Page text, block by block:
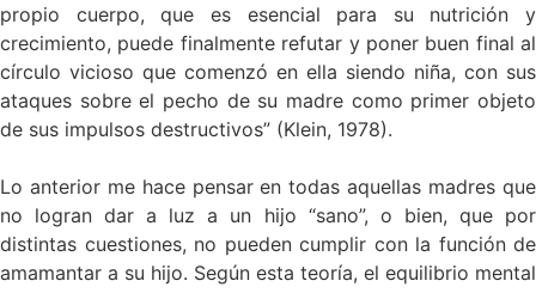
propio cuerpo, que es esencial para su nutrición y
crecimiento, puede finalmente refutar y poner buen final al
círculo vicioso que comenzó en ella siendo niña, con sus
ataques sobre el pecho de su madre como primer objeto
de sus impulsos destructivos” (Klein, 1978).
Lo anterior me hace pensar en todas aquellas madres que
no logran dar a luz a un hijo “sano”, o bien, que por
distintas cuestiones, no pueden cumplir con la función de
amamantar a su hijo. Según esta teoría, el equilibrio mental